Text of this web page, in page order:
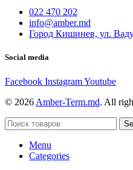
022 470 202
info@amber.md
Город Кишинев, ул.
Social media
Facebook InstagramYoutube
© 2026 Amber-Term.md. All
Menu
Categories